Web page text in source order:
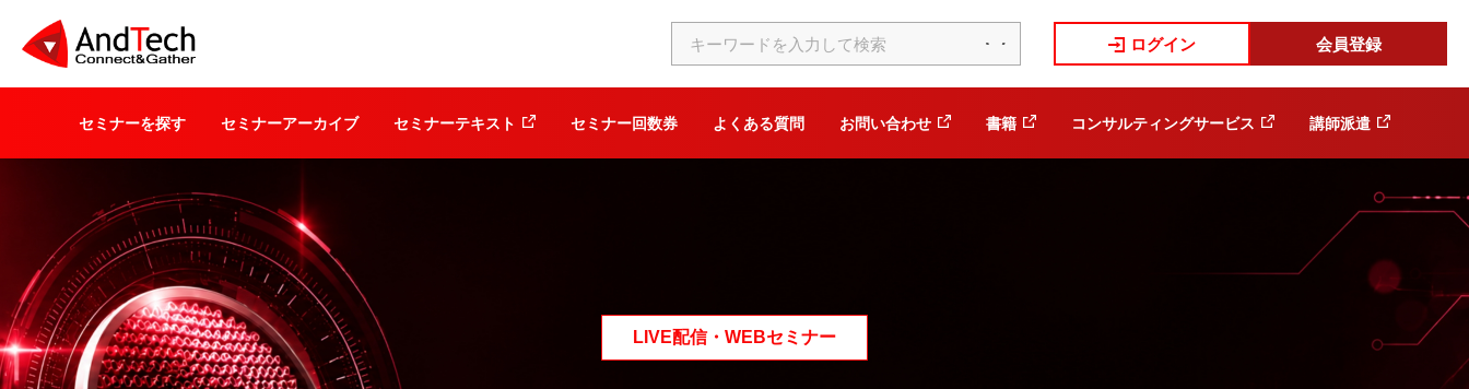
ログイン 会員登録
セミナーを探す セミナーアーカイブ セミナーテキスト セミナー回数券 よくある質問 お問い合わせ 書籍 コンサルティングサービス 講師派遣
LIVE配信・WEBセミナー